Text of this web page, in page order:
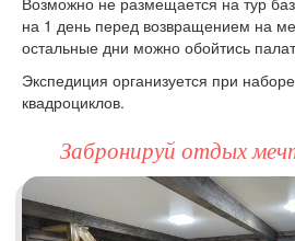
на 1 день перед возвращением на
остальные дни можно обойтись
Экспедиция организуется при
квадроциклов.
Забронируй отдых